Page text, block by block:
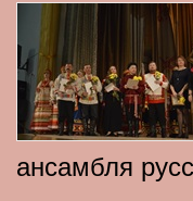
ансамбля